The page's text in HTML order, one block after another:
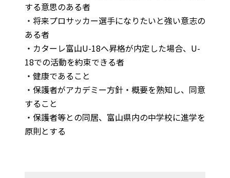
する意思のある者
・将来プロサッカー選手になりたいと強い意志の
ある者
・カターレ富山U-18へ昇格が内定した場合、U-
18での活動を約束できる者
・健康であること
・保護者がアカデミー方針・概要を熟知し、同意
すること
・保護者等との同居、富山県内の中学校に進学を
原則とする